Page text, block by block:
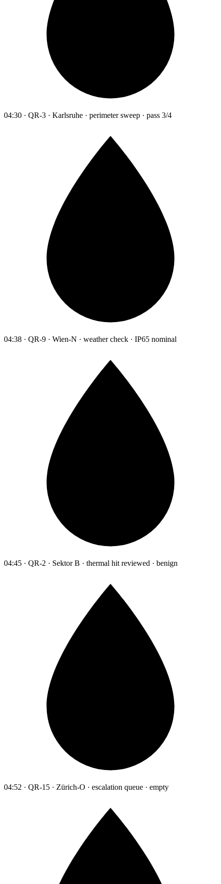
04:30 · QR-3 · Karlsruhe · perimeter sweep · pass 3/4
04:38 · QR-9 · Wien-N · weather check · IP65 nominal
04:45 · QR-2 · Sektor B · thermal hit reviewed · benign
04:52 · QR-15 · Zürich-O · escalation queue · empty